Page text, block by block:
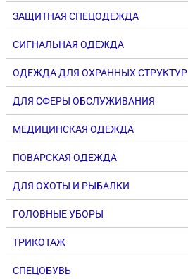
ЗАЩИТНАЯ СПЕЦОДЕЖДА
СИГНАЛЬНАЯ ОДЕЖДА
ОДЕЖДА ДЛЯ ОХРАННЫХ СТРУКТУР
ДЛЯ СФЕРЫ ОБСЛУЖИВАНИЯ
МЕДИЦИНСКАЯ ОДЕЖДА
ПОВАРСКАЯ ОДЕЖДА
ДЛЯ ОХОТЫ И РЫБАЛКИ
ГОЛОВНЫЕ УБОРЫ
ТРИКОТАЖ
СПЕЦОБУВЬ